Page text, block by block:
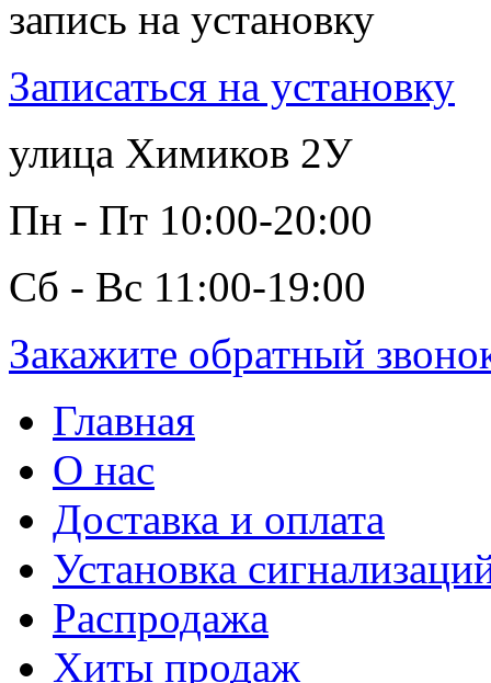
запись на установку
Записаться на установку
улица Химиков 2У
Пн - Пт 10:00-20:00
Сб - Вс 11:00-19:00
Закажите обратный
Главная
О нас
Доставка и оплата
Установка
Распродажа
Хиты продаж